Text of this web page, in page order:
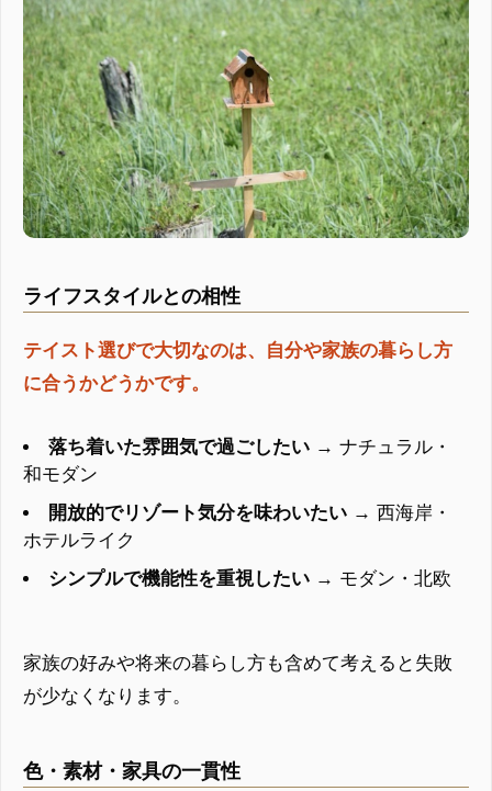
ライフスタイルとの相性
テイスト選びで大切なのは、自分や家族の暮らし方
に合うかどうかです。
落ち着いた雰囲気で過ごしたい → ナチュラル・
和モダン
開放的でリゾート気分を味わいたい → 西海岸・
ホテルライク
シンプルで機能性を重視したい → モダン・北欧
家族の好みや将来の暮らし方も含めて考えると失敗
が少なくなります。
色・素材・家具の一貫性